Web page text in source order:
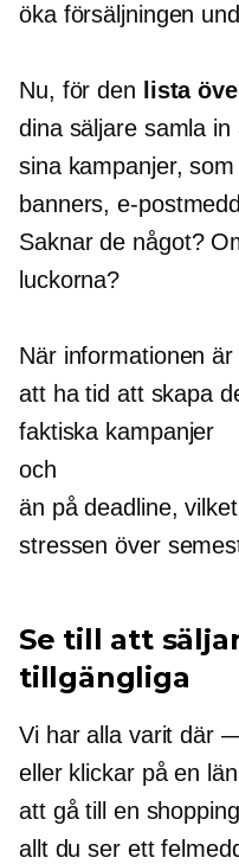
öka försäljningen
Nu, för den lista
dina säljare samla
sina kampanjer,
banners, e-
Saknar de något?
luckorna?
När informationen
att ha tid att skapa
faktiska kampanjer
och
än på deadline,
stressen över
Se till att
tillgängliga
Vi har alla varit där
eller klickar på en
att gå till en
allt du ser ett